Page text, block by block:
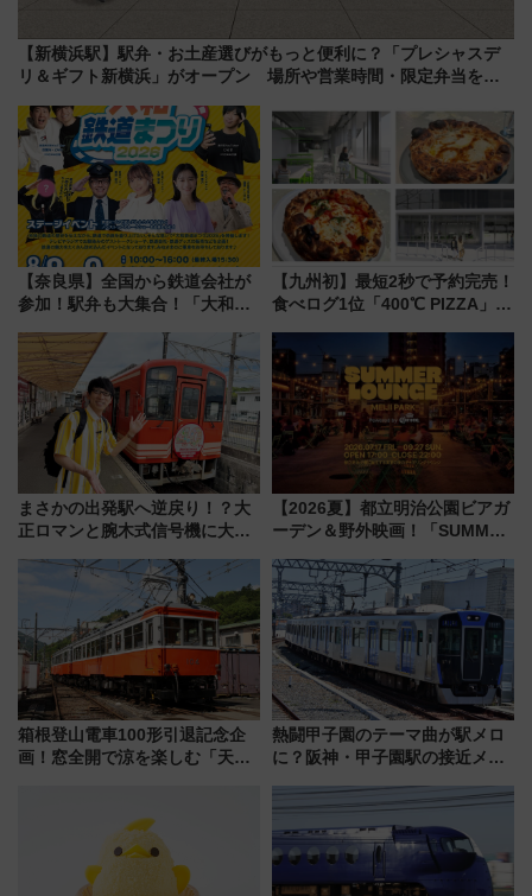
【新横浜駅】駅弁・お土産選びがもっと便利に？「プレシャスデ
リ＆ギフト新横浜」がオープン 場所や営業時間・限定弁当を紹
【奈良県】全国から鉄道会社が
参加！駅弁も大集合！「大和鉄
に開催決定
【九州初】最短2秒で予約完売！
食べログ1位「400℃ PIZZA」が
プン。もつ鍋風など限定メニュ
ーも
まさかの出発駅へ逆戻り！？大
正ロマンと腕木式信号機に大興
目の舞台は岐阜県の「明知鉄
【2026夏】都立明治公園ビアガ
ーデン＆野外映画！「SUMMER
ケジュール 夜風とビール、映画
を満喫！
箱根登山電車100形引退記念企
画！窓全開で涼を楽しむ「天然
熱闘甲子園のテーマ曲が駅メロ
に？阪神・甲子園駅の接近メロ
谷実アレンジの特別仕様へ、8月
5日始発から